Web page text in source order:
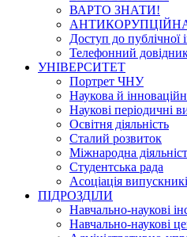
ВАРТО ЗНАТИ!
Доступ до публічної
Телефонний
УНІВЕРСИТЕТ
Портрет ЧНУ
Наукова й
Наукові періодичні
Освітня діяльність
Сталий розвиток
Міжнародна
Студентська рада
Асоціація
ПІДРОЗДІЛИ
Навчально-наукові
Навчально-наукові